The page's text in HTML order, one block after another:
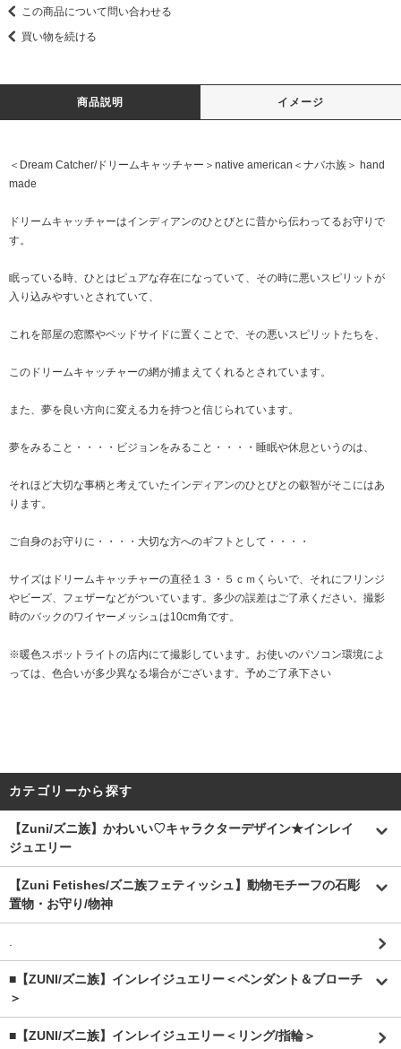
この商品について問い合わせる
買い物を続ける
商品説明 イメージ
＜Dream Catcher/ドリームキャッチャー＞native american＜ナバホ族＞ hand
made
ドリームキャッチャーはインディアンのひとびとに昔から伝わってるお守りで
す。
眠っている時、ひとはピュアな存在になっていて、その時に悪いスピリットが
入り込みやすいとされていて、
これを部屋の窓際やベッドサイドに置くことで、その悪いスピリットたちを、
このドリームキャッチャーの網が捕まえてくれるとされています。
また、夢を良い方向に変える力を持つと信じられています。
夢をみること・・・・ビジョンをみること・・・・睡眠や休息というのは、
それほど大切な事柄と考えていたインディアンのひとびとの叡智がそこにはあ
ります。
ご自身のお守りに・・・・大切な方へのギフトとして・・・・
サイズはドリームキャッチャーの直径１３・５ｃｍくらいで、それにフリンジ
やビーズ、フェザーなどがついています。多少の誤差はご了承ください。撮影
時のバックのワイヤーメッシュは10cm角です。
※暖色スポットライトの店内にて撮影しています。お使いのパソコン環境によ
っては、色合いが多少異なる場合がございます。予めご了承下さい
カテゴリーから探す
【Zuni/ズニ族】かわいい♡キャラクターデザイン★インレイ
ジュエリー
【Zuni Fetishes/ズニ族フェティッシュ】動物モチーフの石彫
置物・お守り/物神
.
■【ZUNI/ズニ族】インレイジュエリー＜ペンダント＆ブローチ
＞
■【ZUNI/ズニ族】インレイジュエリー＜リング/指輪＞